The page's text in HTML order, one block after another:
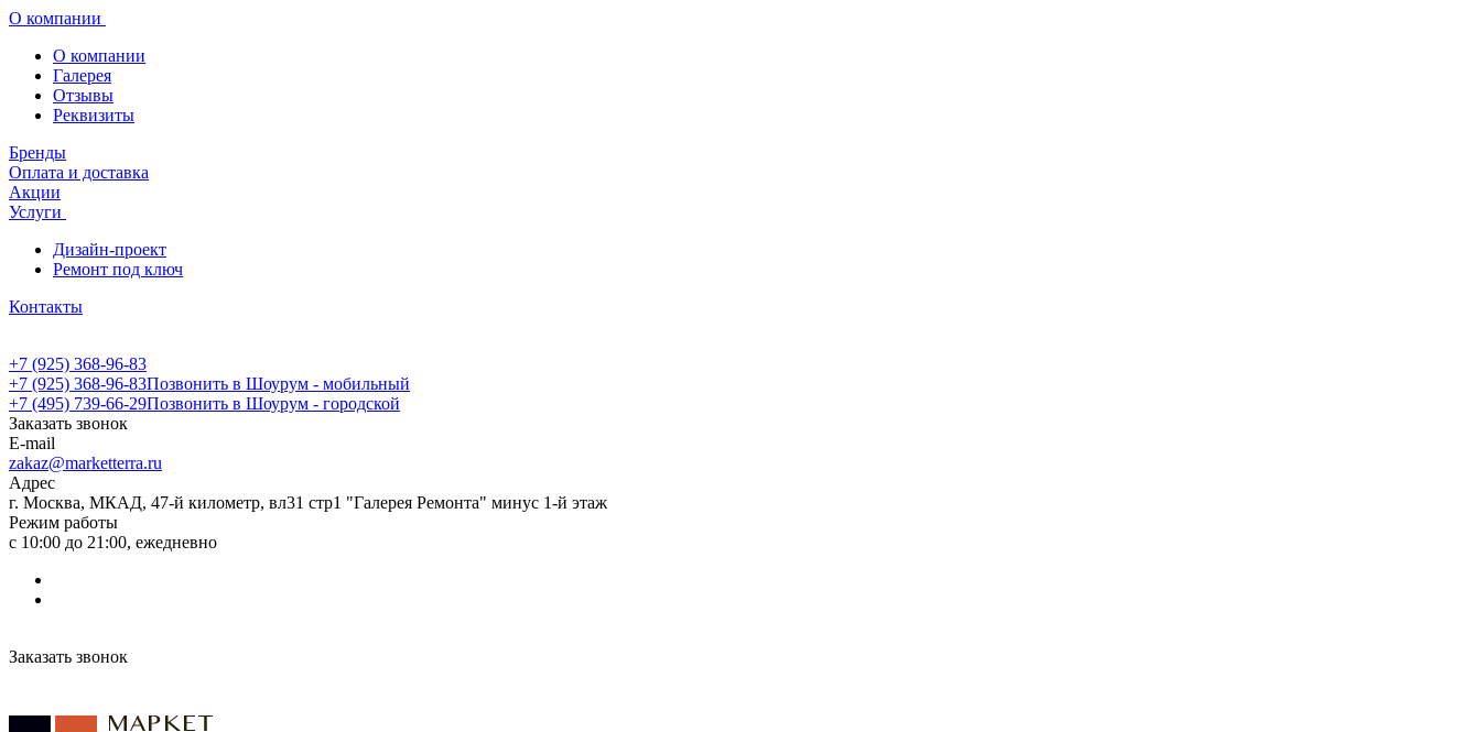
О компании
О компании
Галерея
Отзывы
Реквизиты
Бренды
Оплата и доставка
Акции
Услуги
Дизайн-проект
Ремонт под ключ
Контакты
+7 (925) 368-96-83
+7 (925) 368-96-83Позвонить в Шоурум - мобильный
+7 (495) 739-66-29Позвонить в Шоурум - городской
Заказать звонок
E-mail
zakaz@marketterra.ru
Адрес
г. Москва, МКАД, 47-й километр, вл31 стр1 "Галерея Ремонта" минус 1-й этаж
Режим работы
с 10:00 до 21:00, ежедневно
Заказать звонок